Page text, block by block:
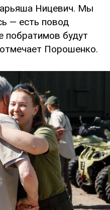
Ницевич. Мы
— есть повод
побратимов будут
Порошенко.